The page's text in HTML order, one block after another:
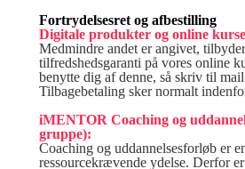
Fortrydelsesret og afbestilling
Digitale produkter og online
Medmindre andet er angivet,
tilfredshedsgaranti på vores online
benytte dig af denne, så skriv til
Tilbagebetaling sker normalt
iMENTOR Coaching og
gruppe):
Coaching og uddannelsesforløb er
ressourcekrævende ydelse. Derfor